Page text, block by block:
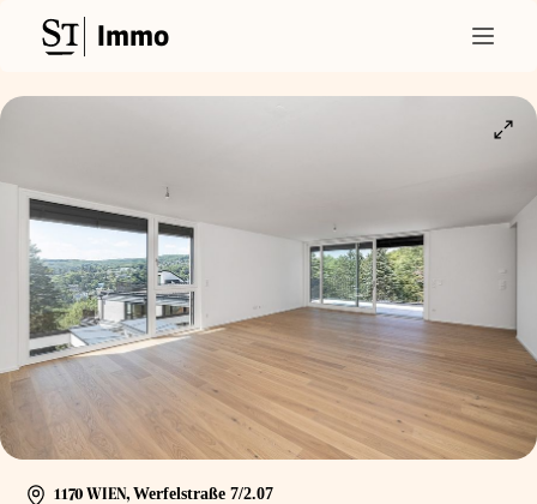
Immo
1170 WIEN, Werfelstraße 7/2.07